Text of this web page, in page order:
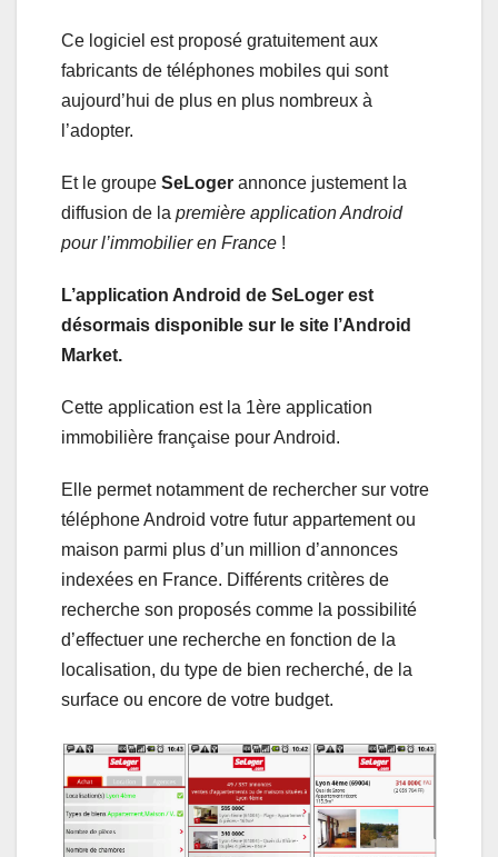
Ce logiciel est proposé gratuitement aux
fabricants de téléphones mobiles qui sont
aujourd’hui de plus en plus nombreux à
l’adopter.
Et le groupe SeLoger annonce justement la
diffusion de la première application Android
pour l’immobilier en France !
L’application Android de SeLoger est
désormais disponible sur le site l’Android
Market.
Cette application est la 1ère application
immobilière française pour Android.
Elle permet notamment de rechercher sur votre
téléphone Android votre futur appartement ou
maison parmi plus d’un million d’annonces
indexées en France. Différents critères de
recherche son proposés comme la possibilité
d’effectuer une recherche en fonction de la
localisation, du type de bien recherché, de la
surface ou encore de votre budget.